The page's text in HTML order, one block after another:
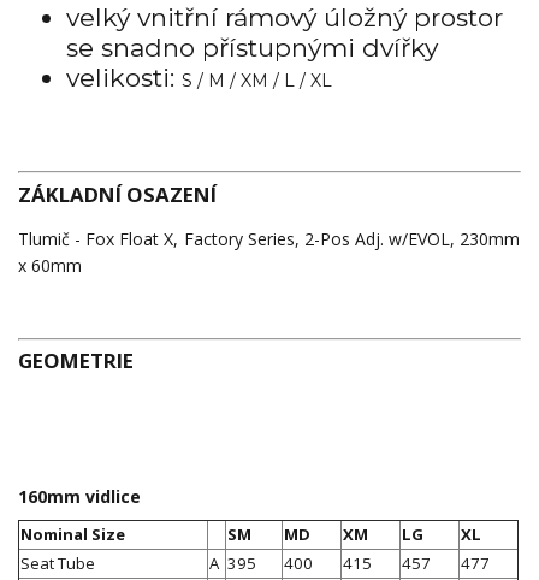
velký vnitřní rámový úložný prostor
se snadno přístupnými dvířky
velikosti: S / M / XM / L / XL
ZÁKLADNÍ OSAZENÍ
Tlumič - Fox Float X, Factory Series, 2-Pos Adj. w/EVOL, 230mm
x 60mm
GEOMETRIE
160mm vidlice
Nominal Size SM MD XM LG
XL
Seat Tube
A 395 400 415 457
477